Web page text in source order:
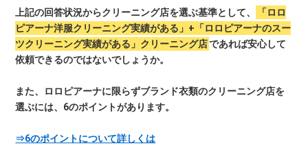
上記の回答状況からクリーニング店を選ぶ基準として、
「ロロ
ピアーナ洋服クリーニング実績がある」+「ロロピアーナのスー
ツクリーニング実績がある」クリーニング店であれば安心して
依頼できるのではないでしょうか。
また、ロロピアーナに限らずブランド衣類のクリーニング店を
選ぶには、6のポイントがあります。
⇒6のポイントについて詳しくは